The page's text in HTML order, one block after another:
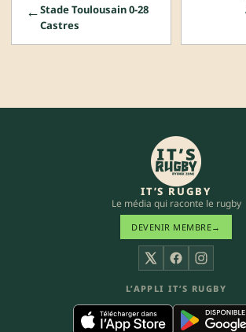
←Stade Toulousain 0-28
Castres
IT’S RUGBY
Le média qui raconte le rugby
DEVENIR MEMBRE→
X Facebook
L’APPLI IT’S RUGBY